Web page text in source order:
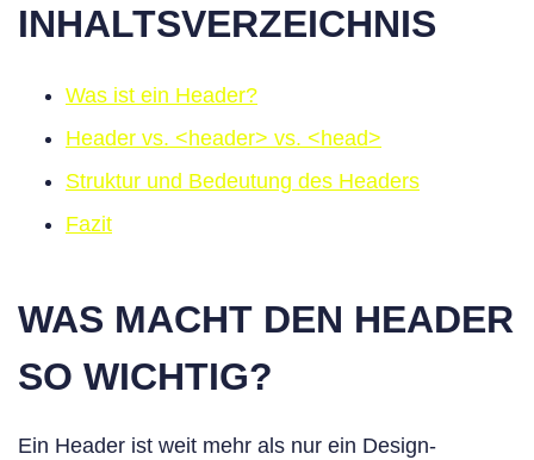
INHALTSVERZEICHNIS
Was ist ein Header?
Header vs. <header> vs. <head>
Struktur und Bedeutung des Headers
Fazit
WAS MACHT DEN HEADER
SO WICHTIG?
Ein Header ist weit mehr als nur ein Design-